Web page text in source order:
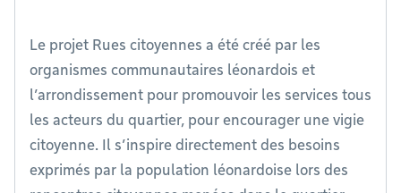
Le projet Rues citoyennes a été créé par les
organismes communautaires léonardois et
l’arrondissement pour promouvoir les services tous
les acteurs du quartier, pour encourager une vigie
citoyenne. Il s’inspire directement des besoins
exprimés par la population léonardoise lors des